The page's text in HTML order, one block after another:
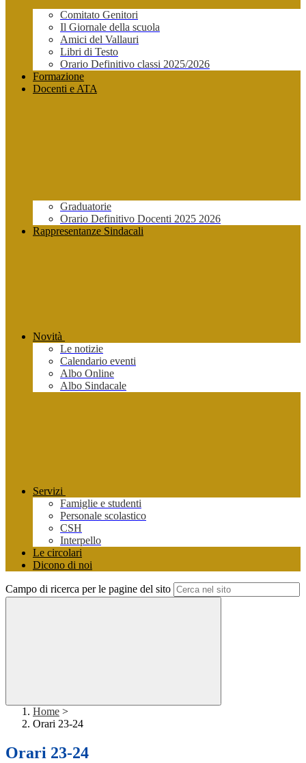
Comitato Genitori
Il Giornale della scuola
Amici del Vallauri
Libri di Testo
Orario Definitivo classi 2025/2026
Formazione
Docenti e ATA
Graduatorie
Orario Definitivo Docenti 2025 2026
Rappresentanze Sindacali
Novità
Le notizie
Calendario eventi
Albo Online
Albo Sindacale
Servizi
Famiglie e studenti
Personale scolastico
CSH
Interpello
Le circolari
Dicono di noi
Campo di ricerca per le pagine del sito
Home >
Orari 23-24
Orari 23-24